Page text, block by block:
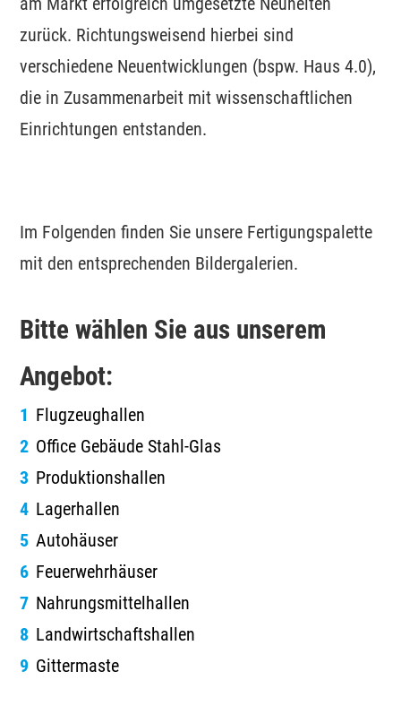
zurück. Richtungsweisend hierbei sind
verschiedene Neuentwicklungen (bspw. Haus 4.0),
die in Zusammenarbeit mit wissenschaftlichen
Einrichtungen entstanden.
Im Folgenden finden Sie unsere Fertigungspalette
mit den entsprechenden Bildergalerien.
Bitte wählen Sie aus unserem
Angebot:
Flugzeughallen
Office Gebäude Stahl-Glas
Produktionshallen
Lagerhallen
Autohäuser
Feuerwehrhäuser
Nahrungsmittelhallen
Landwirtschaftshallen
Gittermaste